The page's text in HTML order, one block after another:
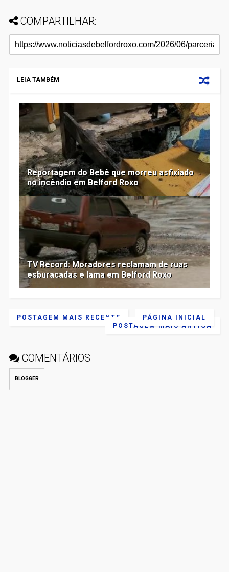
COMPARTILHAR:
LEIA TAMBÉM
Reportagem do Bebê que morreu asfixiado
no incêndio em Belford Roxo
TV Record: Moradores reclamam de ruas
esburacadas e lama em Belford Roxo
POSTAGEM MAIS RECENTE
POSTAGEM MAIS ANTIGA
PÁGINA INICIAL
COMENTÁRIOS
BLOGGER